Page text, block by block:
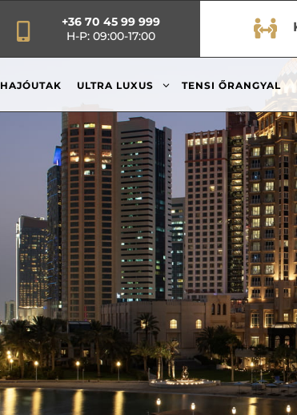
+36 70 45 99 999
H-P: 09:00-17:00

HAJÓUTAK ULTRA LUXUS 3 TENSI ŐRANGYAL